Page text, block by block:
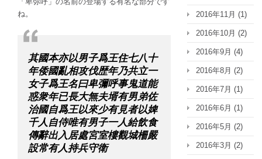
ね。
其國本亦以男子爲王住七八十
年倭國亂相攻伐歴年乃共立一
女子爲王名曰卑彌呼事鬼道能
惑衆年已長大無夫壻有男弟佐
治國自爲王以來少有見者以婢
千人自侍唯有男子一人給飲食
傳辭出入居處宮室樓觀城柵嚴
設常有人持兵守衛
2016年11月 (1)
2016年10月 (2)
2016年9月 (4)
2016年8月 (2)
2016年7月 (1)
2016年6月 (1)
2016年5月 (2)
2016年3月 (2)